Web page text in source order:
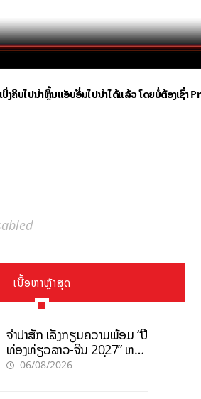
ບິ່ງຄິບໄປນຳຫຼິ້ນແອັບອື່ນໄປນຳໄດ້ແລ້ວ ໂດຍບໍ່ຕ້ອງເຊົ່າ
ເນື້ອຫາຫຼ້າສຸດ
ຈຳປາສັກ ເລັ່ງກຽມຄວາມພ້ອມ “ປີ
ທ່ອງທ່ຽວລາວ-ຈີນ 2027” ຫວັງ
ກະຕຸ້ນເສດຖະກິດທ້ອງຖິ່ນ
06/08/2026